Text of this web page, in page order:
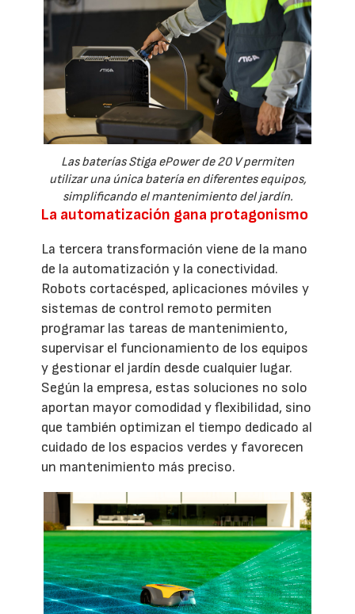
Las baterías Stiga ePower de 20 V permiten
utilizar una única batería en diferentes equipos,
simplificando el mantenimiento del jardín.
La automatización gana protagonismo
La tercera transformación viene de la mano
de la automatización y la conectividad.
Robots cortacésped, aplicaciones móviles y
sistemas de control remoto permiten
programar las tareas de mantenimiento,
supervisar el funcionamiento de los equipos
y gestionar el jardín desde cualquier lugar.
Según la empresa, estas soluciones no solo
aportan mayor comodidad y flexibilidad, sino
que también optimizan el tiempo dedicado al
cuidado de los espacios verdes y favorecen
un mantenimiento más preciso.